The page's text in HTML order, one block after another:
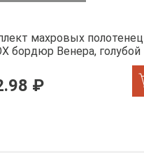
махровых полотенец
бордюр Венера, голубой
₽